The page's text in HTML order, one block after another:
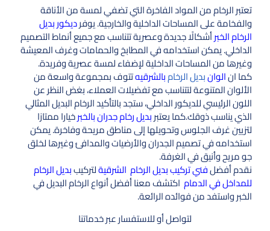
تعتبر الرخام من المواد الفاخرة التي تضفي لمسة من الأناقة
والفخامة على المساحات الداخلية والخارجية. يوفرديكور بديل
الرخام الخبرأشكالًا جديدة وعصرية تتناسب مع جميع أنماط التصميم
الداخلي. يمكن استخدامه في المطابخ والحمامات وغرف المعيشة
وغيرها من المساحات الداخلية لإضفاء لمسة عصرية وفريدة.
كما انالوانبديل الرخامبالشرقيهتتوف بمجموعة واسعة من
الألوان المتنوعة لتتناسب مع تفضيلات العملاء، بغض النظر عن
اللون الرئيسي للديكور الداخلي، ستجد بالتأكيد الرخام البديل المثالي
الذي يناسب ذوقك.كما يعتبربديل رخام جدران بالخبرخيارا ممتازا
لتزيين غرف الجلوس وتحويلها إلى مناطق مريحة وفاخرة. يمكن
استخدامه في تصميم الجدران والأرضيات والمدافئ وغيرها لخلق
جو مريح وأنيق في الغرفة.
نقدم أفضلفني تركيب بديل الرخام الشرقيةلتركيببديل الرخام
للمداخل في الدمام اكتشف معنا أفضل أنواع الرخام البديل في
الخبر واستفد من فوائده الرائعة.
لتواصل أو للاستفسار عبر خدماتنا